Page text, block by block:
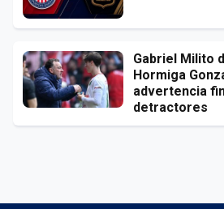
Gabriel Milito
Hormiga
advertencia
detractores